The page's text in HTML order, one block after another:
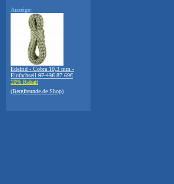
Anzeige:
Edelrid - Cobra 10,3 mm -
Einfachseil 97.43€ 87.69€
10% Rabatt
(Bergfreunde.de Shop)